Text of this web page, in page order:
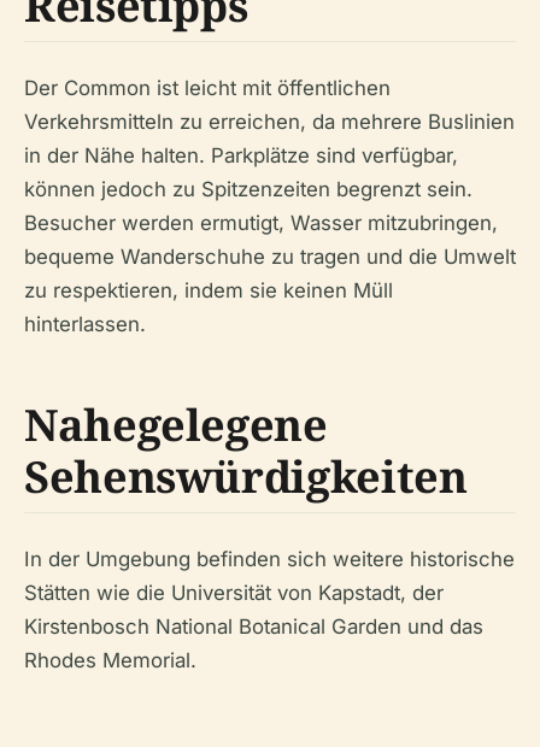
Der Common ist leicht mit öffentlichen
Verkehrsmitteln zu erreichen, da mehrere Buslinien
in der Nähe halten. Parkplätze sind verfügbar,
können jedoch zu Spitzenzeiten begrenzt sein.
Besucher werden ermutigt, Wasser mitzubringen,
bequeme Wanderschuhe zu tragen und die Umwelt
zu respektieren, indem sie keinen Müll
hinterlassen.
Nahegelegene
Sehenswürdigkeiten
In der Umgebung befinden sich weitere historische
Stätten wie die Universität von Kapstadt, der
Kirstenbosch National Botanical Garden und das
Rhodes Memorial.